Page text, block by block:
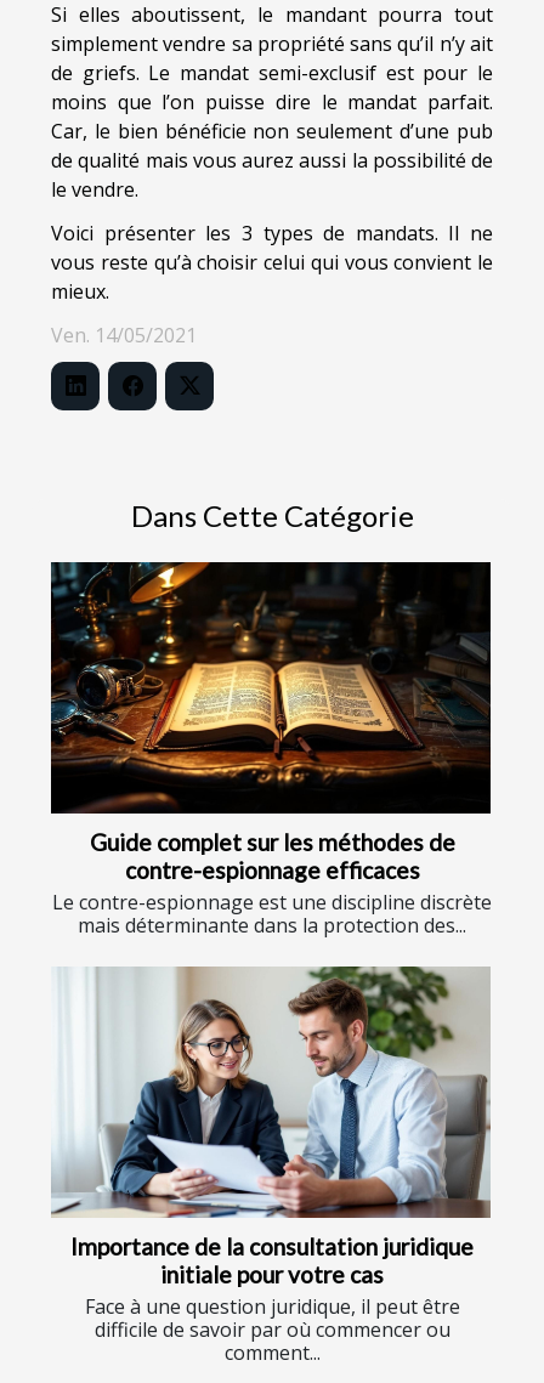
Si elles aboutissent, le mandant pourra tout
simplement vendre sa propriété sans qu’il n’y ait
de griefs. Le mandat semi-exclusif est pour le
moins que l’on puisse dire le mandat parfait.
Car, le bien bénéficie non seulement d’une pub
de qualité mais vous aurez aussi la possibilité de
le vendre.
Voici présenter les 3 types de mandats. Il ne
vous reste qu’à choisir celui qui vous convient le
mieux.
Ven. 14/05/2021
Dans Cette Catégorie
Guide complet sur les méthodes de
contre-espionnage efficaces
Le contre-espionnage est une discipline discrète
mais déterminante dans la protection des...
Importance de la consultation juridique
initiale pour votre cas
Face à une question juridique, il peut être
difficile de savoir par où commencer ou
comment...